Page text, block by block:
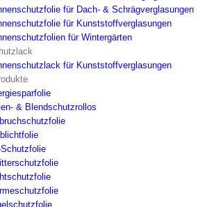
für Dach- & Schrägverglasungen
für Kunststoffverglasungen
für Wintergärten
für Kunststoffverglasungen
& Blendschutzrollos
Schutzfolie